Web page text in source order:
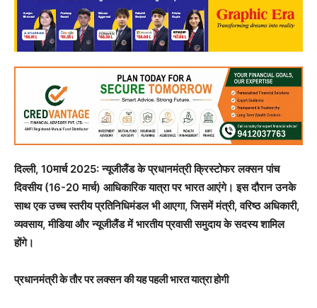
दिल्ली, 10मार्च 2025: न्यूजीलैंड के प्रधानमंत्री क्रिस्टोफर लक्सन पांच
दिवसीय (16-20 मार्च) आधिकारिक यात्रा पर भारत आएंगे। इस दौरान उनके
साथ एक उच्च स्तरीय प्रतिनिधिमंडल भी आएगा, जिसमें मंत्री, वरिष्ठ अधिकारी,
व्यवसाय, मीडिया और न्यूजीलैंड में भारतीय प्रवासी समुदाय के सदस्य शामिल
होंगे।
प्रधानमंत्री के तौर पर लक्सन की यह पहली भारत यात्रा होगी